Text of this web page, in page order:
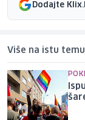
Dodajte
Više na istu temu